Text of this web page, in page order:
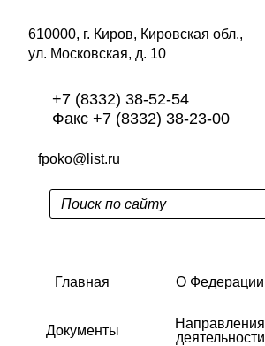
610000, г. Киров, Кировская обл.,
ул. Московская, д. 10
+7 (8332) 38-52-54
Факс +7 (8332) 38-23-00
fpoko@list.ru
Главная О Федерации
Документы
Направления
деятельности